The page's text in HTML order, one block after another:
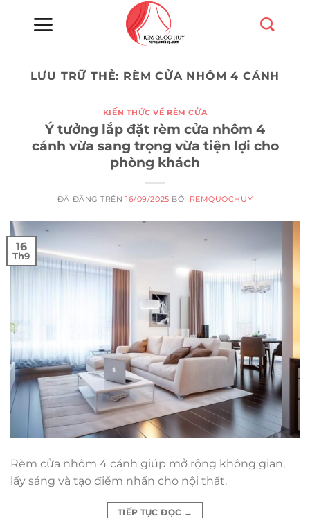
LƯU TRỮ THẺ: RÈM CỬA NHÔM 4 CÁNH
KIẾN THỨC VỀ RÈM CỬA
Ý tưởng lắp đặt rèm cửa nhôm 4
cánh vừa sang trọng vừa tiện lợi cho
phòng khách
ĐÃ ĐĂNG TRÊN16/09/2025 BỞI REMQUOCHUY
16
Th9
Rèm cửa nhôm 4 cánh giúp mở rộng không gian,
lấy sáng và tạo điểm nhấn cho nội thất.
TIẾP TỤC ĐỌC →